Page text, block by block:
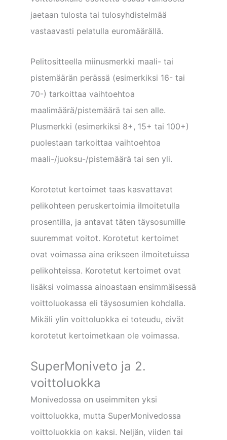
jaetaan tulosta tai tulosyhdistelmää
vastaavasti pelatulla euromäärällä.
Pelitositteella miinusmerkki maali- tai
pistemäärän perässä (esimerkiksi 16- tai
70-) tarkoittaa vaihtoehtoa
maalimäärä/pistemäärä tai sen alle.
Plusmerkki (esimerkiksi 8+, 15+ tai 100+)
puolestaan tarkoittaa vaihtoehtoa
maali-/juoksu-/pistemäärä tai sen yli.
Korotetut kertoimet taas kasvattavat
pelikohteen peruskertoimia ilmoitetulla
prosentilla, ja antavat täten täysosumille
suuremmat voitot. Korotetut kertoimet
ovat voimassa aina erikseen ilmoitetuissa
pelikohteissa. Korotetut kertoimet ovat
lisäksi voimassa ainoastaan ensimmäisessä
voittoluokassa eli täysosumien kohdalla.
Mikäli ylin voittoluokka ei toteudu, eivät
korotetut kertoimetkaan ole voimassa.
SuperMoniveto ja 2.
voittoluokka
Monivedossa on useimmiten yksi
voittoluokka, mutta SuperMonivedossa
voittoluokkia on kaksi. Neljän, viiden tai